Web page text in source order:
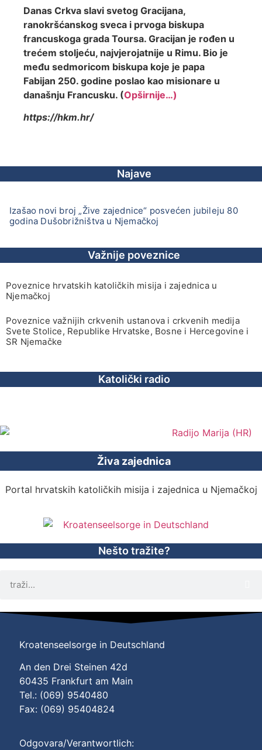
Danas Crkva slavi svetog Gracijana,
ranokršćanskog sveca i prvoga biskupa
francuskoga grada Toursa. Gracijan je rođen u
trećem stoljeću, najvjerojatnije u Rimu. Bio je
među sedmoricom biskupa koje je papa
Fabijan 250. godine poslao kao misionare u
današnju Francusku. (Opširnije…)
https://hkm.hr/
Najave
Izašao novi broj „Žive zajednice“ posvećen jubileju 80
godina Dušobrižništva u Njemačkoj
Važnije poveznice
Poveznice hrvatskih katoličkih misija i zajednica u
Njemačkoj
Poveznice važnijih crkvenih ustanova i crkvenih medija
Svete Stolice, Republike Hrvatske, Bosne i Hercegovine i
SR Njemačke
Katolički radio
Živa zajednica
Portal hrvatskih katoličkih misija i zajednica u Njemačkoj
Nešto tražite?
Kroatenseelsorge in Deutschland
An den Drei Steinen 42d
60435 Frankfurt am Main
Tel.: (069) 9540480
Fax: (069) 95404824
Odgovara/Verantwortlich: